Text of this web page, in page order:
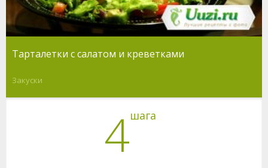
Тарталетки с салатом и креветками
Закуски
4шага